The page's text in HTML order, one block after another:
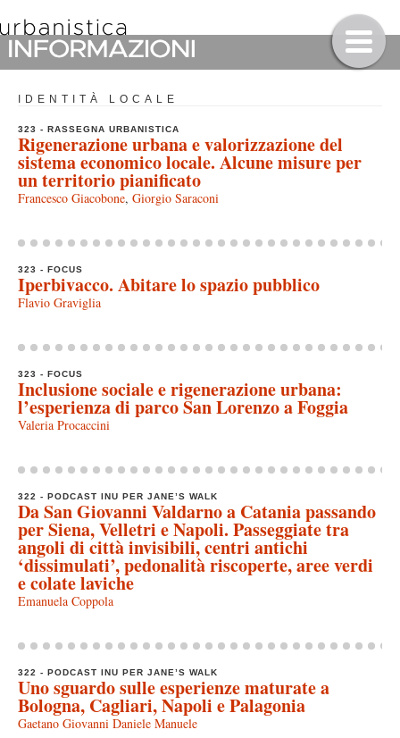
IDENTITÀ LOCALE
323 - RASSEGNA URBANISTICA
Rigenerazione urbana e valorizzazione del
sistema economico locale. Alcune misure per
un territorio pianificato
Francesco Giacobone, Giorgio Saraconi
323 - FOCUS
Iperbivacco. Abitare lo spazio pubblico
Flavio Graviglia
323 - FOCUS
Inclusione sociale e rigenerazione urbana:
l’esperienza di parco San Lorenzo a Foggia
Valeria Procaccini
322 - PODCAST INU PER JANE’S WALK
Da San Giovanni Valdarno a Catania passando
per Siena, Velletri e Napoli. Passeggiate tra
angoli di città invisibili, centri antichi
‘dissimulati’, pedonalità riscoperte, aree verdi
e colate laviche
Emanuela Coppola
322 - PODCAST INU PER JANE’S WALK
Uno sguardo sulle esperienze maturate a
Bologna, Cagliari, Napoli e Palagonia
Gaetano Giovanni Daniele Manuele